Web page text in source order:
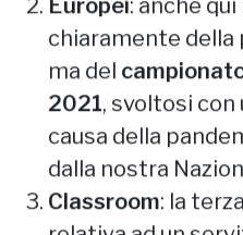
Europei: anche
chiaramente della
ma del
2021, svoltosi con
causa della
dalla nostra
Classroom: la